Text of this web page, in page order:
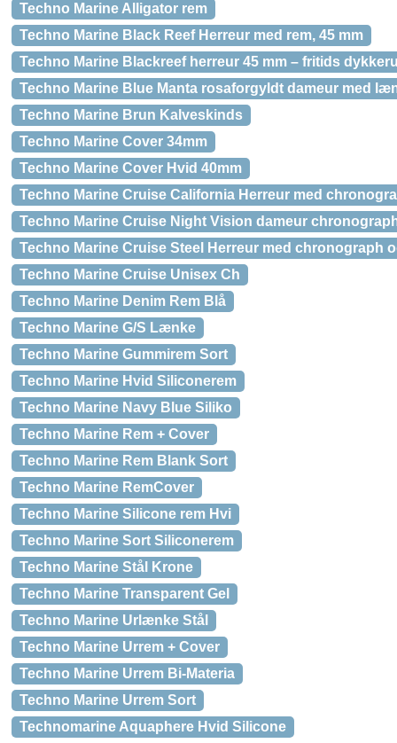
Techno Marine Alligator rem
Techno Marine Black Reef Herreur med rem, 45 mm
Techno Marine Blackreef herreur 45 mm – fritids
Techno Marine Blue Manta rosaforgyldt dameur med
Techno Marine Brun Kalveskinds
Techno Marine Cover 34mm
Techno Marine Cover Hvid 40mm
Techno Marine Cruise California Herreur med
Techno Marine Cruise Night Vision dameur
Techno Marine Cruise Steel Herreur med chronograph
Techno Marine Cruise Unisex Ch
Techno Marine Denim Rem Blå
Techno Marine G/S Lænke
Techno Marine Gummirem Sort
Techno Marine Hvid Siliconerem
Techno Marine Navy Blue Siliko
Techno Marine Rem + Cover
Techno Marine Rem Blank Sort
Techno Marine RemCover
Techno Marine Silicone rem Hvi
Techno Marine Sort Siliconerem
Techno Marine Stål Krone
Techno Marine Transparent Gel
Techno Marine Urlænke Stål
Techno Marine Urrem + Cover
Techno Marine Urrem Bi-Materia
Techno Marine Urrem Sort
Technomarine Aquaphere Hvid Silicone